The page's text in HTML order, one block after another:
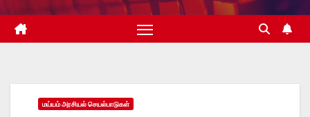
மய்யம் அரசியல் செயல்பாடுகள்